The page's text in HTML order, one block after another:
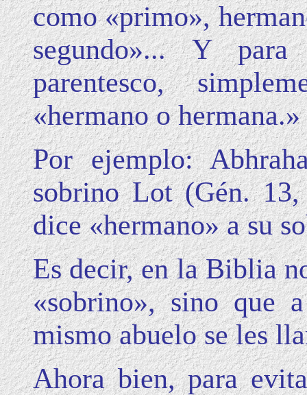
como «primo»,
segundo»... Y
parentesco,
«hermano o hermana.»
Por ejemplo:
sobrino Lot (Gén.
dice «hermano» a su
Es decir, en la Biblia
«sobrino», sino que
mismo abuelo se les
Ahora bien, para